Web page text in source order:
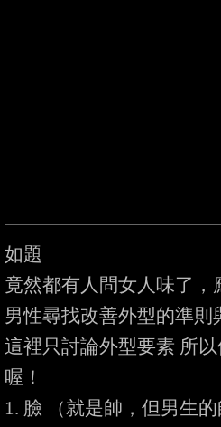
如題
竟然都有人問女人味了，
男性尋找改善外型的準則
這裡只討論外型要素 所
喔！
1. 臉 （就是帥，但男生